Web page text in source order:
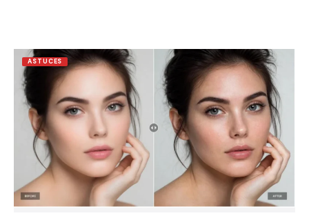
ASTUCES